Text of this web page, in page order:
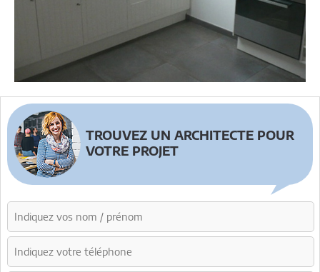
TROUVEZ UN ARCHITECTE POUR
VOTRE PROJET